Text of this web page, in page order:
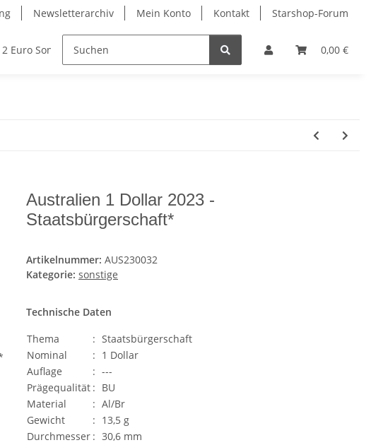
Newsletterarchiv Mein Konto Kontakt Starshop-Forum
0,00 €
2 Euro Sondermünzen
Australien 1 Dollar 2023 -
Staatsbürgerschaft*
Artikelnummer: AUS230032
Kategorie: sonstige
Technische Daten
Thema
: Staatsbürgerschaft
Nominal
: 1 Dollar
Auflage
: ---
Prägequalität : BU
Material
: Al/Br
Gewicht
: 13,5 g
Durchmesser : 30,6 mm